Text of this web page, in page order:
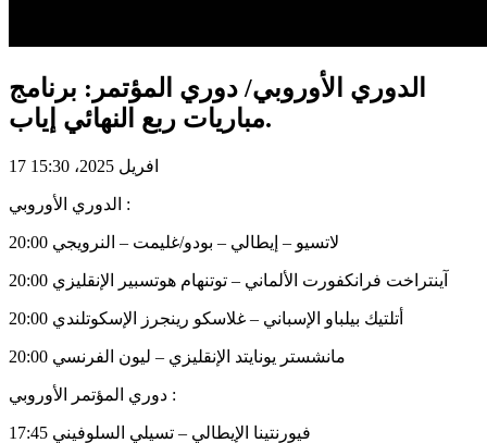
الدوري الأوروبي/ دوري المؤتمر: برنامج
مباريات ربع النهائي إياب.
17 افريل 2025، 15:30
الدوري الأوروبي :
20:00 لاتسيو – إيطالي – بودو/غليمت – النرويجي
20:00 آينتراخت فرانكفورت الألماني – توتنهام هوتسبير الإنقليزي
20:00 أتلتيك بيلباو الإسباني – غلاسكو رينجرز الإسكوتلندي
20:00 مانشستر يونايتد الإنقليزي – ليون الفرنسي
دوري المؤتمر الأوروبي :
17:45 فيورنتينا الإيطالي – تسيلي السلوفيني